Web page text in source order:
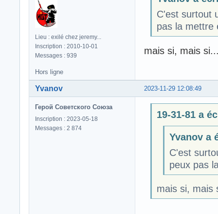
Lieu : exilé chez jeremy...
Inscription : 2010-10-01
Messages : 939
C'est surtout
pas la mettre
mais si, mais
Hors ligne
2023-11-29 12:08:49
Yvanov
Герой Советского Союза
Inscription : 2023-05-18
Messages : 2 874
19-31-81 a
Yvanov a
C'est
peux pas
mais si,